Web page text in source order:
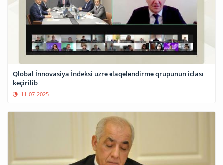
Qlobal İnnovasiya İndeksi üzrə əlaqələndirmə qrupunun iclası
keçirilib
11-07-2025